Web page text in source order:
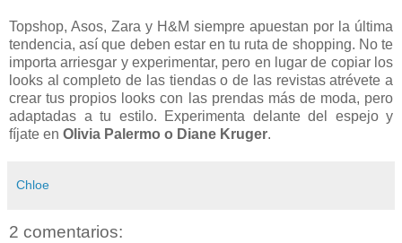
Topshop, Asos, Zara y H&M siempre apuestan por la última
tendencia, así que deben estar en tu ruta de shopping. No te
importa arriesgar y experimentar, pero en lugar de copiar los
looks al completo de las tiendas o de las revistas atrévete a
crear tus propios looks con las prendas más de moda, pero
adaptadas a tu estilo. Experimenta delante del espejo y
fíjate en Olivia Palermo o Diane Kruger.
Chloe
2 comentarios: